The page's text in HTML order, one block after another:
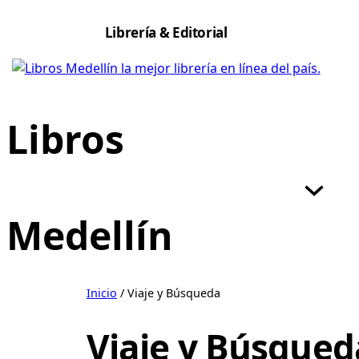
contenido
Librería & Editorial
Libros
Medellín
Inicio / Viaje y Búsqueda
Viaje y